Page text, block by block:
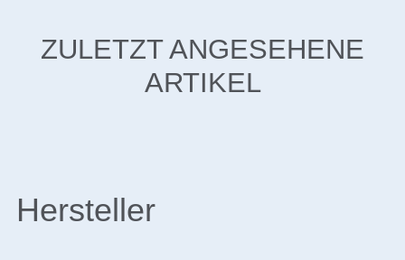
ZULETZT ANGESEHENE
ARTIKEL
Hersteller